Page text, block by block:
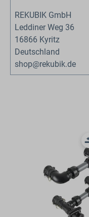
REKUBIK GmbH
Leddiner Weg 36
16866 Kyritz
Deutschland
shop@rekubik.de